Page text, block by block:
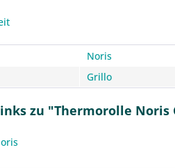
Noris
Grillo
zu "Thermorolle Noris